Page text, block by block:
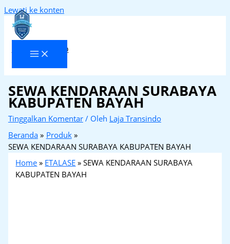
Lewati ke konten
Laja Transindo
SEWA KENDARAAN SURABAYA
KABUPATEN BAYAH
Tinggalkan Komentar / Oleh Laja Transindo
Beranda
Produk
SEWA KENDARAAN SURABAYA KABUPATEN BAYAH
Home » ETALASE »SEWA KENDARAAN SURABAYA
KABUPATEN BAYAH